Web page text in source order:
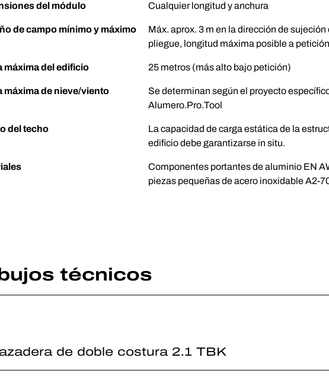
del módulo Cualquier longitud y anchura
de campo mínimo y máximo
Máx. aprox. 3 m en la dirección de
pliegue, longitud máxima posible a
máxima del edificio 25 metros (más alto bajo petición)
máxima de nieve/viento
Se determinan según el proyecto
Alumero.Pro.Tool
del techo
La capacidad de carga estática de la
edificio debe garantizarse in situ.
Componentes portantes de aluminio EN
piezas pequeñas de acero inoxidable A2-
técnicos
de doble costura 2.1 TBK